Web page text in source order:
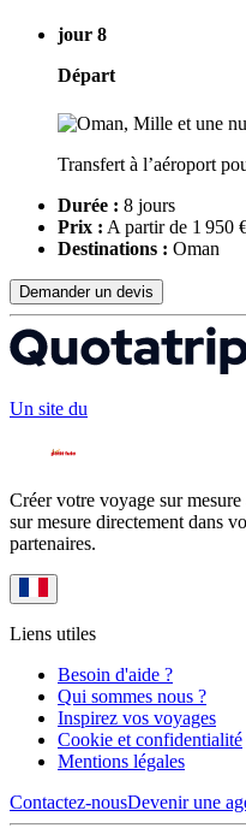
jour 8
Départ
Transfert à l’aéroport
Durée : 8 jours
Prix : A partir de 1 950
Destinations : Oman
Demander un devis
Un site du
Créer votre voyage sur
sur mesure directement dans
partenaires.
Liens utiles
Besoin d'aide ?
Qui sommes nous ?
Inspirez vos voyages
Cookie et confidentialité
Mentions légales
Contactez-nousDevenir une